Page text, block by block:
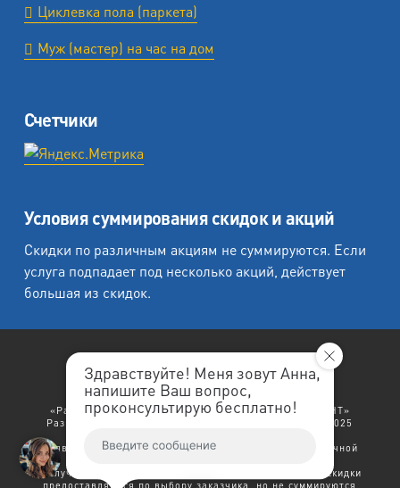
Здравствуйте! Меня зовут Анна,
напишите Ваш вопрос,
проконсультирую бесплатно!
Циклевка пола (паркета)
Муж (мастер) на час на дом
Счетчики
Условия суммирования скидок и акций
Скидки по различным акциям не суммируются. Если
услуга подпадает под несколько акций, действует
большая из скидок.
«Любеция - студия печати на холсте».
«Рафаэль студия печати», «Ленремонт», «ЛЕНРЕМОНТ»
Разработка сайта: "
". Copyright © 1998-2025
Заявленный выше текст не является договором публичной
В случае возникновения права на несколько скидок - скидки
предоставляются по выбору заказчика, но не суммируются